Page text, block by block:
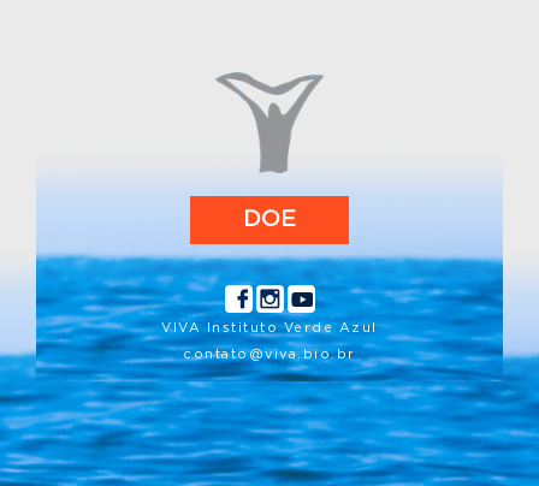
salvar a Vaquita da extinção
Morsa ZEUS, do Zoológico e Aquário
MarineLand, do Canadá
chegamos com novidades do litoral norte de
São Paulo!
11/12/2017
Orca grávida em cativeiro
9/01/2018
Por trás dos aquários e parques aquáticos
28/03/2019
COLISÕES ENTRE NAVIOS E BALEIAS
DOE
VIVA Instituto Verde Azul
contato@viva.bio.br